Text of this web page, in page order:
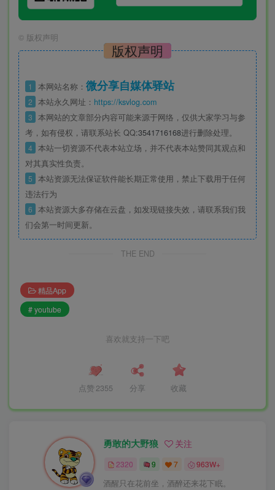
© 版权声明
版权声明
1 本网站名称： 微分享自媒体驿站
2 本站永久网址： https://ksvlog.com
3 本网站的文章部分内容可能来源于网络，仅供大家学习与参
考，如有侵权，请联系站长 QQ:3541716168进行删除处理。
4 本站一切资源不代表本站立场，并不代表本站赞同其观点和
对其真实性负责。
5 本站资源无法保证软件能长期正常使用，禁止下载用于任何
违法行为
6 本站资源大多存储在云盘，如发现链接失效，请联系我们我
们会第一时间更新。
THE END
精品App
# youtube
喜欢就支持一下吧
点赞 2355 分享 收藏
勇敢的大野狼 关注
2320 9 7 963W+
酒醒只在花前坐，酒醉还来花下眠。